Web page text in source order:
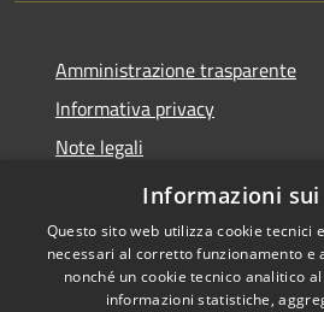
Amministrazione trasparente
Informativa privacy
Note legali
Dichiarazione di accessibilità
Informazioni
Questo sito web utilizza cookie tecnici
necessari al corretto funzionamento e
nonché un cookie tecnico analitico
informazioni statistiche,